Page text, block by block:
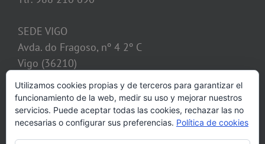
SEDE VIGO
Avda. do Fragoso, nº 4 2º C
Vigo (36210)
Tlf: 986 128 621
despacho@calvosobrino.com
Utilizamos cookies propias y de terceros para garantizar el
funcionamiento de la web, medir su uso y mejorar nuestros
servicios. Puede aceptar todas las cookies, rechazar las no
necesarias o configurar sus preferencias. Política de cookies